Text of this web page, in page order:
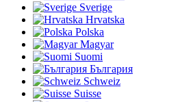
Sverige
Hrvatska
Polska
Magyar
Suomi
България
Schweiz
Suisse